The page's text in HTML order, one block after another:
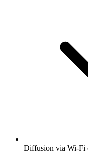
Diffusion via Wi-Fi